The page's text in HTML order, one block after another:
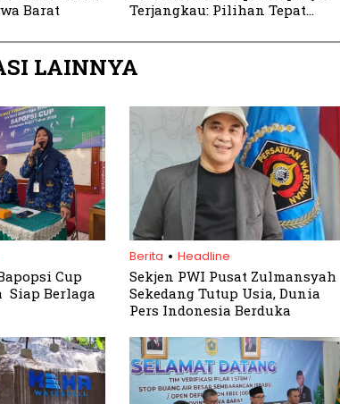
Barat
Terjangkau: Pilihan Tepat
Bogor yang Dinamis
LAINNYA
Cup
Siap Berlaga
Berita . Headline
Sekjen PWI Pusat Zulmansyah
Sekedang Tutup Usia, Dunia
Pers Indonesia Berduka